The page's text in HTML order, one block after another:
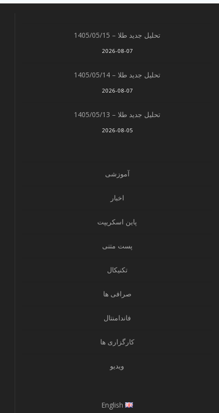
تحلیل جدید طلا – 1405/05/15
2026-08-07
تحلیل جدید طلا – 1405/05/14
2026-08-07
تحلیل جدید طلا – 1405/05/13
2026-08-05
آموزشی
اخبار
پاین اسکریپت
پست متنی
تکنیکال
صرافی ها
فاندامنتال
کارگزاری ها
ویدیو
English